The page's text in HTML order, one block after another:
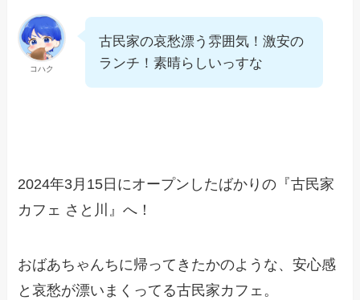
コハク
古民家の哀愁漂う雰囲気！激安の
ランチ！素晴らしいっすな
2024年3月15日にオープンしたばかりの『古民家
カフェ さと川』へ！
おばあちゃんちに帰ってきたかのような、安心感
と哀愁が漂いまくってる古民家カフェ。